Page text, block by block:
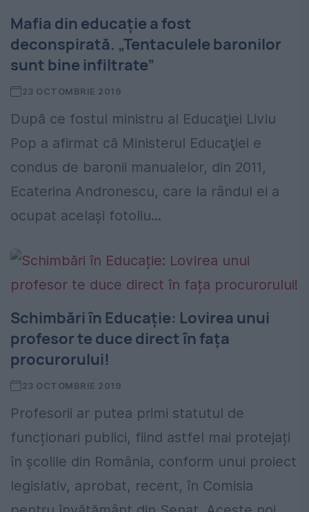
Mafia din educație a fost
deconspirată. „Tentaculele baronilor
sunt bine infiltrate”
23 OCTOMBRIE 2019
După ce fostul ministru al Educaţiei Liviu
Pop a afirmat că Ministerul Educaţiei e
condus de baronii manualelor, din 2011,
Ecaterina Andronescu, care la rândul ei a
ocupat acelaşi fotoliu...
Schimbări în Educație: Lovirea unui
profesor te duce direct în fața
procurorului!
23 OCTOMBRIE 2019
Profesorii ar putea primi statutul de
funcționari publici, fiind astfel mai protejați
în școlile din România, conform unui proiect
legislativ, aprobat, recent, în Comisia